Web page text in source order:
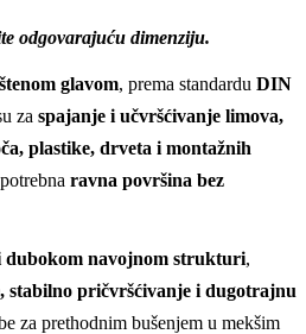
odgovarajuću dimenziju.
glavom, prema standardu DIN
za spajanje i učvršćivanje limova,
plastike, drveta i montažnih
ravna površina bez
dubokom navojnom strukturi,
stabilno pričvršćivanje i dugotrajnu
za prethodnim bušenjem u mekšim